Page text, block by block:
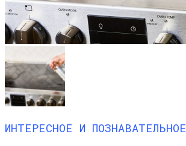
ИНТЕРЕСНОЕ И ПОЗНАВАТЕЛЬНОЕ